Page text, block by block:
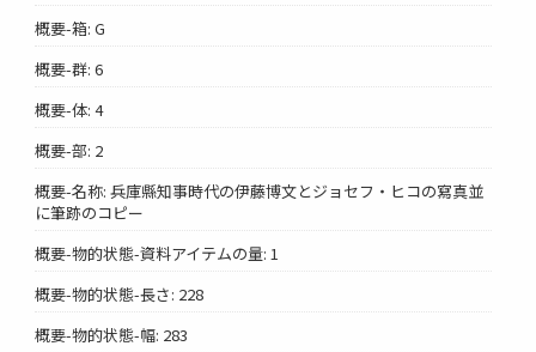
概要-箱: G
概要-群: 6
概要-体: 4
概要-部: 2
概要-名称: 兵庫縣知事時代の伊藤博文とジョセフ・ヒコの寫真並
に筆跡のコピー
概要-物的状態-資料アイテムの量: 1
概要-物的状態-長さ: 228
概要-物的状態-幅: 283